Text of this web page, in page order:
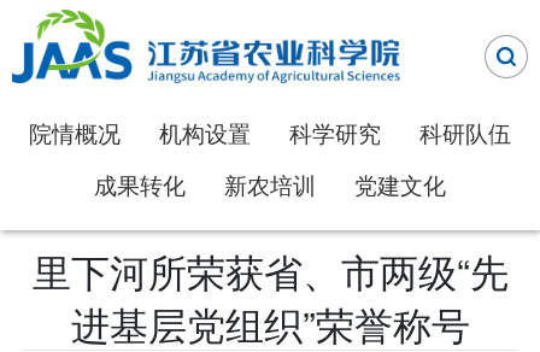
院情概况 机构设置 科学研究
科研队伍
成果转化
新农培训 党建文化
里下河所荣获省、市两级“先
进基层党组织”荣誉称号